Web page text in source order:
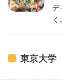
デ
く
東京大学